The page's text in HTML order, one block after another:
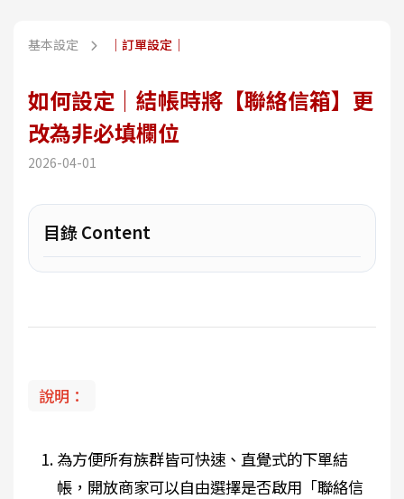
基本設定 ｜訂單設定｜
如何設定｜結帳時將【聯絡信箱】更
改為非必填欄位
2026-04-01
目錄 Content
說明：
為方便所有族群皆可快速、直覺式的下單結
帳，開放商家可以自由選擇是否啟用「聯絡信